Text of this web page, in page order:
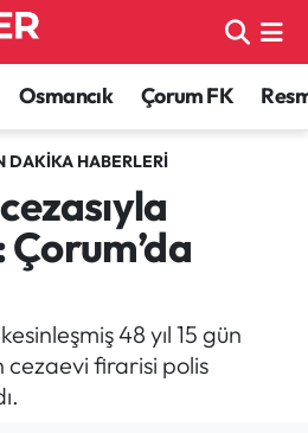
Osmancık Çorum FK
DAKIKA HABERLERI
48 yıl 15 gün
cezaevi firarisi polis
Haritası
ve Fikstür